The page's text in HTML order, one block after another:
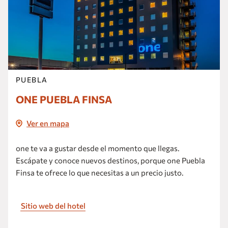
conservación de vida silvestre mexicano
ubicado a 16.5 km de la ciudad de Puebla,
donde los animales deambulan en
libertad controlada y en cautiverio.
Ver más
PUEBLA
ONE PUEBLA FINSA
Ver en mapa
one te va a gustar desde el momento que llegas.
Escápate y conoce nuevos destinos, porque one Puebla
Finsa te ofrece lo que necesitas a un precio justo.
Sitio web del hotel